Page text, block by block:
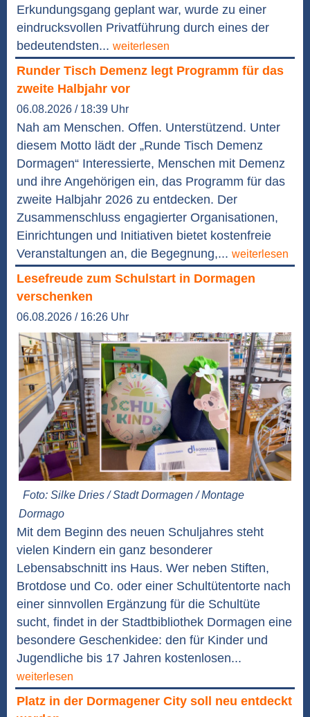
Erkundungsgang geplant war, wurde zu einer
eindrucksvollen Privatführung durch eines der
bedeutendsten... weiterlesen
Runder Tisch Demenz legt Programm für das
zweite Halbjahr vor
06.08.2026 / 18:39 Uhr
Nah am Menschen. Offen. Unterstützend. Unter
diesem Motto lädt der „Runde Tisch Demenz
Dormagen“ Interessierte, Menschen mit Demenz
und ihre Angehörigen ein, das Programm für das
zweite Halbjahr 2026 zu entdecken. Der
Zusammenschluss engagierter Organisationen,
Einrichtungen und Initiativen bietet kostenfreie
Veranstaltungen an, die Begegnung,... weiterlesen
Lesefreude zum Schulstart in Dormagen
verschenken
06.08.2026 / 16:26 Uhr
Foto: Silke Dries / Stadt Dormagen / Montage
Dormago
Mit dem Beginn des neuen Schuljahres steht
vielen Kindern ein ganz besonderer
Lebensabschnitt ins Haus. Wer neben Stiften,
Brotdose und Co. oder einer Schultütentorte nach
einer sinnvollen Ergänzung für die Schultüte
sucht, findet in der Stadtbibliothek Dormagen eine
besondere Geschenkidee: den für Kinder und
Jugendliche bis 17 Jahren kostenlosen...
weiterlesen
Platz in der Dormagener City soll neu entdeckt